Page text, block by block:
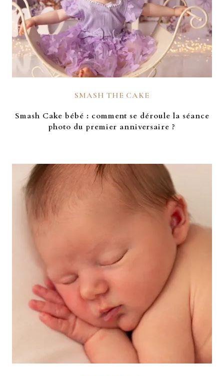
SMASH THE CAKE
Smash Cake bébé : comment se déroule la séance
photo du premier anniversaire ?